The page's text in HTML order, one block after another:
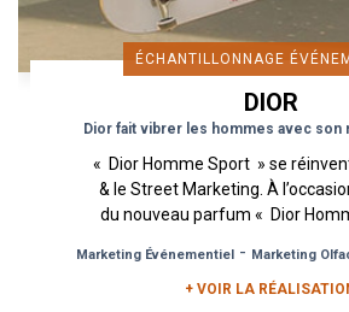
ÉCHANTILLONNAGE
DIOR
Dior fait vibrer les hommes avec son
« Dior Homme Sport » se
& le Street Marketing. À
du nouveau parfum « Dior
Marketing Événementiel- Marketing
+ VOIR LA